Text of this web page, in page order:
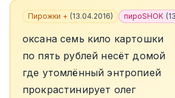
Пирожки + (13.04.2016) пироSHOK (
оксана семь кило картошки
по пять рублей несёт домой
где утомлённый энтропией
прокрастинирует олег